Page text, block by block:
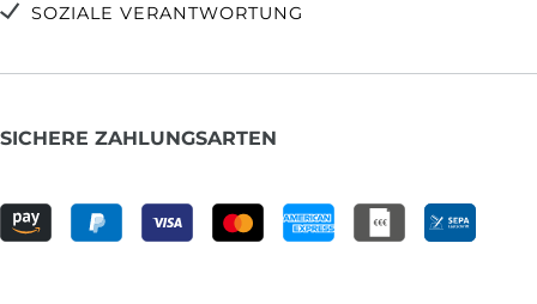
SOZIALE VERANTWORTUNG
SICHERE ZAHLUNGSARTEN